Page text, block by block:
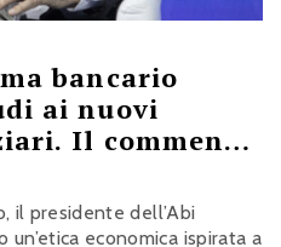
bancario
ai nuovi
Il commento
il presidente dell’Abi
economica ispirata a